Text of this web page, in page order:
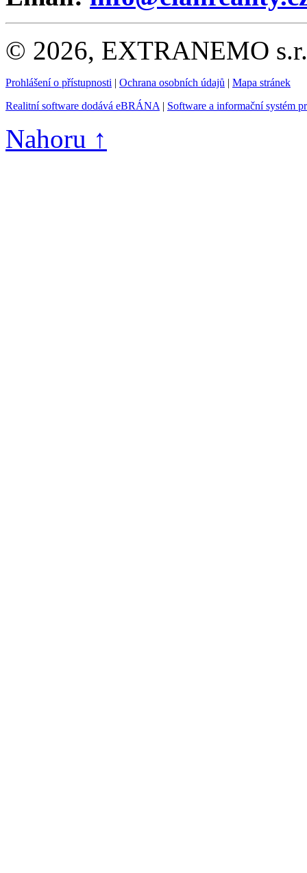
© 2026, EXTRANEMO
Prohlášení o přístupnosti | Ochrana osobních údajů | Mapa stránek
Realitní software dodává eBRÁNA | Software a informační systém
Nahoru ↑